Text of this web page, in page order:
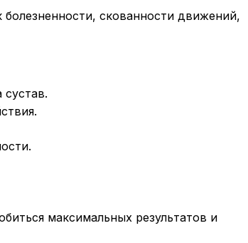
скованности движений,
максимальных результатов и